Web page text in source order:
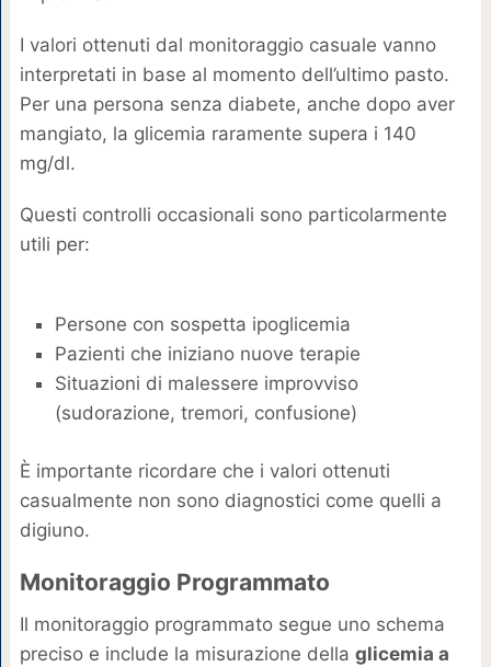
I valori ottenuti dal monitoraggio casuale vanno
interpretati in base al momento dell’ultimo pasto.
Per una persona senza diabete, anche dopo aver
mangiato, la glicemia raramente supera i 140
mg/dl.
Questi controlli occasionali sono particolarmente
utili per:
Persone con sospetta ipoglicemia
Pazienti che iniziano nuove terapie
Situazioni di malessere improvviso
(sudorazione, tremori, confusione)
È importante ricordare che i valori ottenuti
casualmente non sono diagnostici come quelli a
digiuno.
Monitoraggio Programmato
Il monitoraggio programmato segue uno schema
preciso e include la misurazione della glicemia a